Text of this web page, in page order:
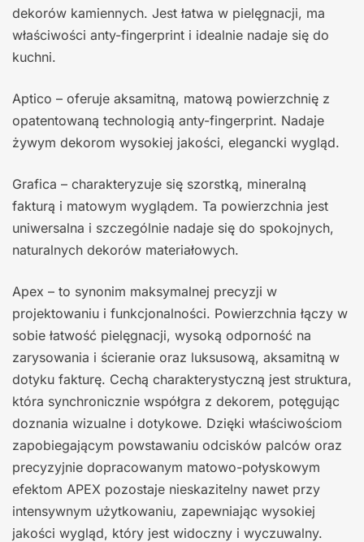
dekorów kamiennych. Jest łatwa w pielęgnacji, ma
właściwości anty-fingerprint i idealnie nadaje się do
kuchni.
Aptico – oferuje aksamitną, matową powierzchnię z
opatentowaną technologią anty-fingerprint. Nadaje
żywym dekorom wysokiej jakości, elegancki wygląd.
Grafica – charakteryzuje się szorstką, mineralną
fakturą i matowym wyglądem. Ta powierzchnia jest
uniwersalna i szczególnie nadaje się do spokojnych,
naturalnych dekorów materiałowych.
Apex – to synonim maksymalnej precyzji w
projektowaniu i funkcjonalności. Powierzchnia łączy w
sobie łatwość pielęgnacji, wysoką odporność na
zarysowania i ścieranie oraz luksusową, aksamitną w
dotyku fakturę. Cechą charakterystyczną jest struktura,
która synchronicznie współgra z dekorem, potęgując
doznania wizualne i dotykowe. Dzięki właściwościom
zapobiegającym powstawaniu odcisków palców oraz
precyzyjnie dopracowanym matowo-połyskowym
efektom APEX pozostaje nieskazitelny nawet przy
intensywnym użytkowaniu, zapewniając wysokiej
jakości wygląd, który jest widoczny i wyczuwalny.